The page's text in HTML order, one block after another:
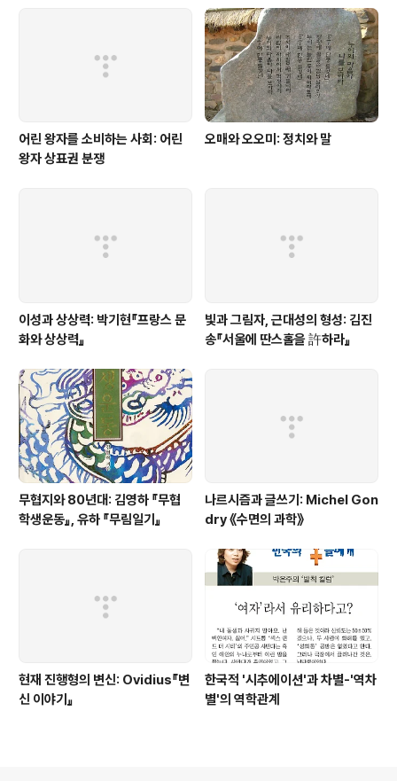
가장 원색적인 형태를 고취한다. 3. 육체적인 건강함을 강
조하는 것은 본질적으로 군국주의적이다. 4. "건강한 정신
어린 왕자를 소비하는 사회: 어린
왕자 상표권 분쟁
오매와 오오미: 정치와 말
이성과 상상력: 박기현『프랑스 문
화와 상상력』
빛과 그림자, 근대성의 형성: 김진
송『서울에 딴스홀을 許하라』
무협지와 80년대: 김영하 『무협
학생운동』, 유하 『무림일기』
나르시즘과 글쓰기: Michel Gon
dry 《수면의 과학》
현재 진행형의 변신: Ovidius『변
신 이야기』
한국적 '시추에이션'과 차별-'역차
별'의 역학관계